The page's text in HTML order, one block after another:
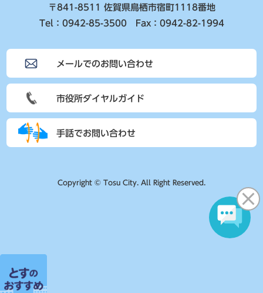
〒841-8511 佐賀県鳥栖市宿町1118番地
Tel：0942-85-3500 Fax：0942-82-1994
メールでのお問い合わせ
市役所ダイヤルガイド
手話でお問い合わせ
Copyright © Tosu City. All Right Reserved.